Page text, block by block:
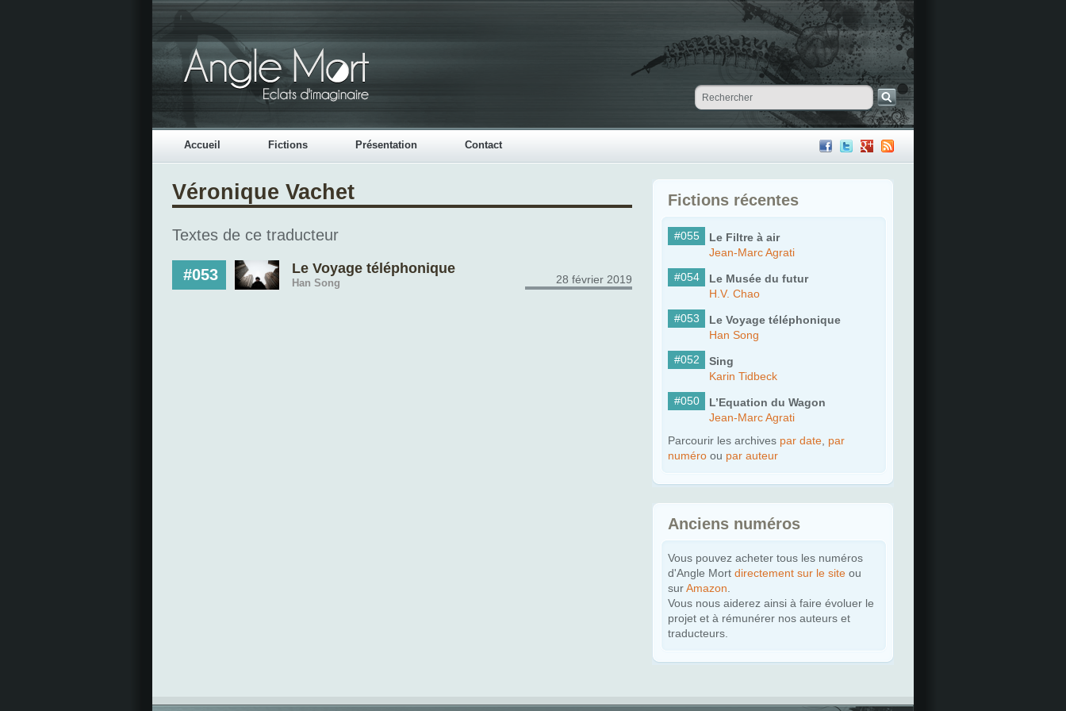
Accueil Fictions Présentation Contact
Véronique Vachet
Textes de ce traducteur
#053 Le Voyage téléphonique
Han Song 28 février 2019
Fictions récentes
#055
Le Filtre à air
Jean-Marc Agrati
#054
Le Musée du futur
H.V. Chao
#053
Le Voyage téléphonique
Han Song
#052
Sing
Karin Tidbeck
#050
L’Equation du Wagon
Jean-Marc Agrati
Parcourir les archives par date, par
numéro ou par auteur
Anciens numéros
Vous pouvez acheter tous les numéros
d'Angle Mort directement sur le site ou
sur Amazon.
Vous nous aiderez ainsi à faire évoluer le
projet et à rémunérer nos auteurs et
traducteurs.